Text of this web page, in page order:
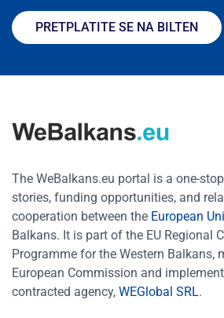
PRETPLATITE SE NA BILTEN
The WeBalkans.eu portal is a one-
stories, funding opportunities, and
cooperation between the European
Balkans. It is part of the EU Regional
Programme for the Western Balkans,
European Commission and
contracted agency, WEGlobal SRL.